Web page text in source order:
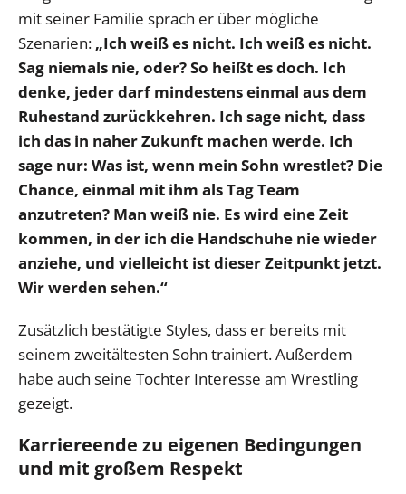
mit seiner Familie sprach er über mögliche
Szenarien: „Ich weiß es nicht. Ich weiß es nicht.
Sag niemals nie, oder? So heißt es doch. Ich
denke, jeder darf mindestens einmal aus dem
Ruhestand zurückkehren. Ich sage nicht, dass
ich das in naher Zukunft machen werde. Ich
sage nur: Was ist, wenn mein Sohn wrestlet? Die
Chance, einmal mit ihm als Tag Team
anzutreten? Man weiß nie. Es wird eine Zeit
kommen, in der ich die Handschuhe nie wieder
anziehe, und vielleicht ist dieser Zeitpunkt jetzt.
Wir werden sehen.“
Zusätzlich bestätigte Styles, dass er bereits mit
seinem zweitältesten Sohn trainiert. Außerdem
habe auch seine Tochter Interesse am Wrestling
gezeigt.
Karriereende zu eigenen Bedingungen
und mit großem Respekt